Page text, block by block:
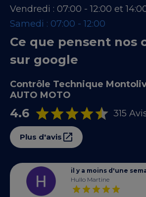
Vendredi : 07:00 - 12:00 et
Samedi : 07:00 - 12:00
Ce que pensent nos
sur google
Contrôle Technique
AUTO MOTO
4.6 315
Plus d'avis
il y a moins d'une
Hullo Martine